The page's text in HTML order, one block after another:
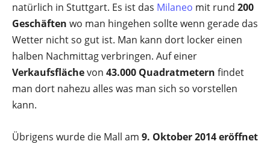
natürlich in Stuttgart. Es ist das Milaneo mit rund 200
Geschäften wo man hingehen sollte wenn gerade das
Wetter nicht so gut ist. Man kann dort locker einen
halben Nachmittag verbringen. Auf einer
Verkaufsflächevon 43.000 Quadratmetern findet
man dort nahezu alles was man sich so vorstellen
kann.
Übrigens wurde die Mall am 9. Oktober 2014 eröffnet